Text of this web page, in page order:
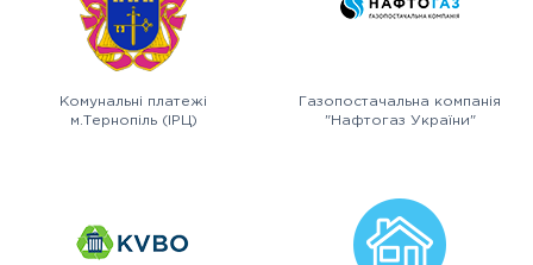
Комунальні платежі
м.Тернопіль (ІРЦ)
Газопостачальна компанія
"Нафтогаз України"